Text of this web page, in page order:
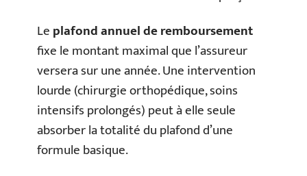
Leplafond annuel de remboursement
fixe le montant maximal que l’assureur
versera sur une année. Une intervention
lourde (chirurgie orthopédique, soins
intensifs prolongés) peut à elle seule
absorber la totalité du plafond d’une
formule basique.